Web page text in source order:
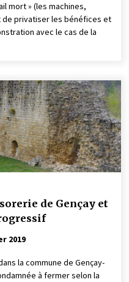
mort » (les machines,
de privatiser les bénéfices et
avec le cas de la
2019
la commune de Gençay-
à fermer selon la